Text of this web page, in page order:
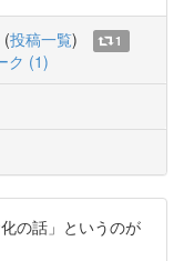
(投稿一覧)
1
ク (1)
の話」というのが